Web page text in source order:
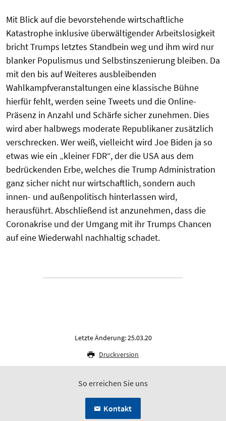
Mit Blick auf die bevorstehende wirtschaftliche
Katastrophe inklusive überwältigender Arbeitslosigkeit
bricht Trumps letztes Standbein weg und ihm wird nur
blanker Populismus und Selbstinszenierung bleiben. Da
mit den bis auf Weiteres ausbleibenden
Wahlkampfveranstaltungen eine klassische Bühne
hierfür fehlt, werden seine Tweets und die Online-
Präsenz in Anzahl und Schärfe sicher zunehmen. Dies
wird aber halbwegs moderate Republikaner zusätzlich
verschrecken. Wer weiß, vielleicht wird Joe Biden ja so
etwas wie ein „kleiner FDR“, der die USA aus dem
bedrückenden Erbe, welches die Trump Administration
ganz sicher nicht nur wirtschaftlich, sondern auch
innen- und außenpolitisch hinterlassen wird,
herausführt. Abschließend ist anzunehmen, dass die
Coronakrise und der Umgang mit ihr Trumps Chancen
auf eine Wiederwahl nachhaltig schadet.
Letzte Änderung: 25.03.20
Druckversion
So erreichen Sie uns
Kontakt